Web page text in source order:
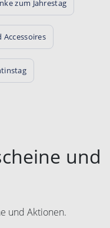
zum Jahrestag
Accessoires
und
und Aktionen.